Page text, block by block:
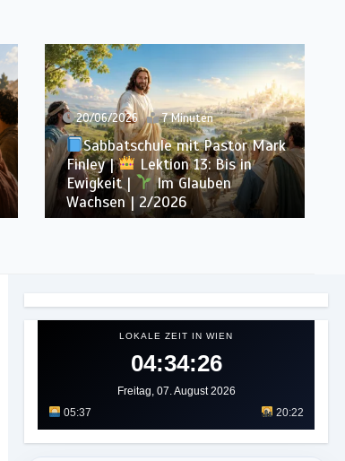
13/06/2026 7 Minuten
Sabbatschule mit Pastor Mark
Finley |
Lektion 12: Sprich von
Gott |
Im Glauben Wachsen |
2/2026
LOKALE ZEIT IN WIEN
04:34:29
Freitag, 07. August 2026
05:37
20:22